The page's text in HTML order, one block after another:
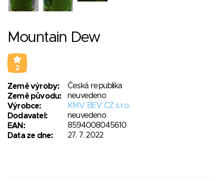
Mountain Dew
2
Země výroby:
Česká republika
Země původu:
neuvedeno
Výrobce:
KMV BEV CZ s.r.o.
Dodavatel:
neuvedeno
EAN:
8594008045610
Data ze dne:
27. 7. 2022